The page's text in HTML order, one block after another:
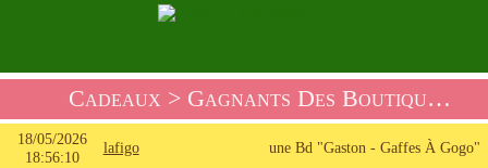
Cadeaux > Gagnants Des Boutique Cadeaux
18/05/2026
18:56:10
lafigo une Bd "Gaston - Gaffes À Gogo"